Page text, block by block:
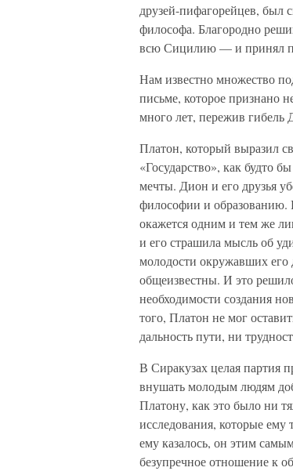
друзей-пифагорейцев, был
философа. Благородно
всю Сицилию — и принял
Нам известно множество
письме, которое признано
много лет, пережив гибель
Платон, который выразил
«Государство», как будто
мечты. Дион и его друзья
философии и образованию.
окажется одним и тем же
и его страшила мысль об
молодости окружавших его
общеизвестны. И это
необходимости создания
того, Платон не мог
дальность пути, ни
В Сиракузах целая партия
внушать молодым людям
Платону, как это было ни
исследования, которые ему
ему казалось, он этим
безупречное отношение к